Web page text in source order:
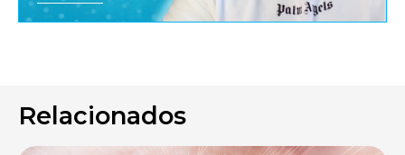
Relacionados